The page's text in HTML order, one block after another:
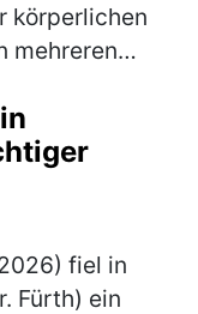
körperlichen
mehreren
Gegen 2…
fiel in
Fürth) ein